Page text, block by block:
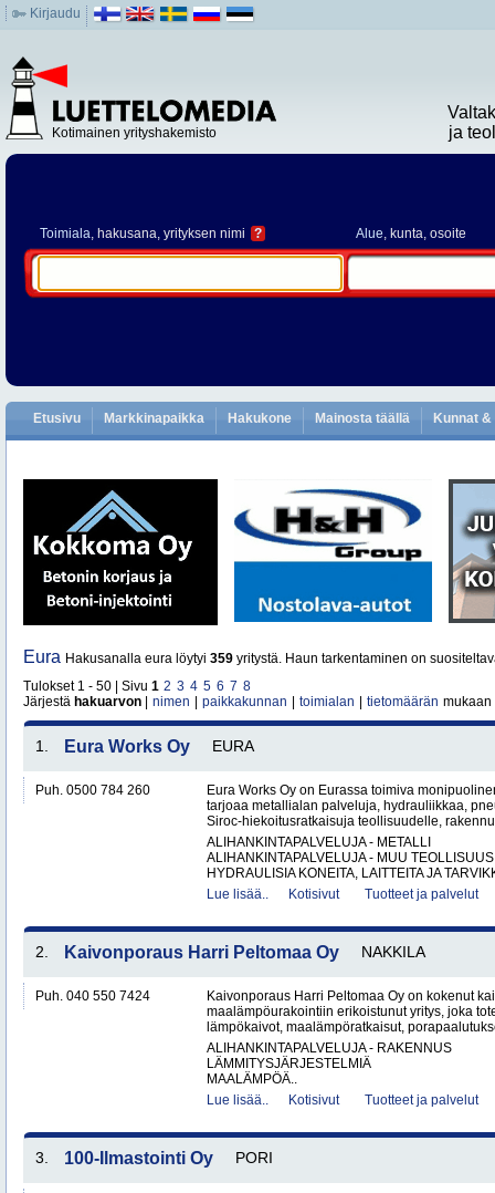
Kirjaudu
Kotimainen yrityshakemisto
ja
Toimiala, hakusana, yrityksen nimi ? Alue, kunta, osoite
Etusivu Markkinapaikka Hakukone Mainosta täällä Kunnat
Eura Hakusanalla eura löytyi 359 yritystä. Haun tarkentaminen on
Tulokset 1 - 50 | Sivu 1 2 3 4 5 6 7 8
Järjestä hakuarvon nimen paikkakunnan toimialan tietomäärän mukaan
1. Eura Works Oy EURA
Puh. 0500 784 260
Eura Works Oy on Eurassa toimiva
tarjoaa metallialan palveluja, hydrauliikkaa,
Siroc-hiekoitusratkaisuja teollisuudelle,
ALIHANKINTAPALVELUJA - METALLI
ALIHANKINTAPALVELUJA - MUU TEOLLISUUS
HYDRAULISIA KONEITA, LAITTEITA JA
Lue lisää..
Kotisivut Tuotteet ja palvelut
2. Kaivonporaus Harri Peltomaa Oy NAKKILA
Puh. 040 550 7424
Kaivonporaus Harri Peltomaa Oy on kokenut
maalämpöurakointiin erikoistunut yritys, joka
lämpökaivot, maalämpöratkaisut,
ALIHANKINTAPALVELUJA - RAKENNUS
LÄMMITYSJÄRJESTELMIÄ
MAALÄMPÖÄ..
Lue lisää..
Kotisivut Tuotteet ja palvelut
3. 100-Ilmastointi Oy PORI